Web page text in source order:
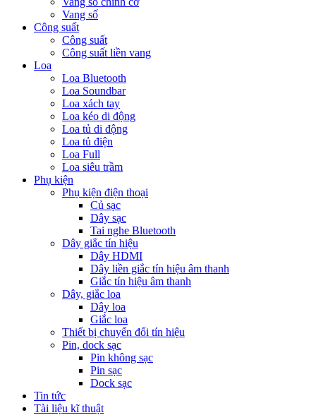
Vang số
Công suất
Công suất
Công suất liền vang
Loa
Loa Bluetooth
Loa Soundbar
Loa xách tay
Loa kéo di động
Loa tủ di động
Loa tủ điện
Loa Full
Loa siêu trầm
Phụ kiện
Phụ kiện điện thoại
Củ sạc
Dây sạc
Tai nghe Bluetooth
Dây giắc tín hiệu
Dây HDMI
Dây liền giắc tín hiệu âm thanh
Giắc tín hiệu âm thanh
Dây, giắc loa
Dây loa
Giắc loa
Thiết bị chuyển đổi tín hiệu
Pin, dock sạc
Pin không sạc
Pin sạc
Dock sạc
Tin tức
Tài liệu kĩ thuật